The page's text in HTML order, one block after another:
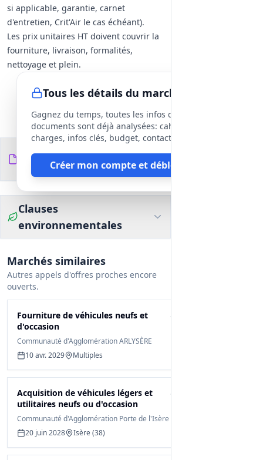
si applicable, garantie, carnet
d'entretien, Crit'Air le cas échéant).
Les prix unitaires HT doivent couvrir la
fourniture, livraison, formalités,
nettoyage et plein.
Tous les détails du marché
Gagnez du temps, toutes les infos des
documents sont déjà analysées: cahier des
charges, infos clés, budget, contact, etc
Créer mon compte et débloquer
Documents du
6
fichiers
Clauses
environnementales
Marchés similaires
Autres appels d'offres proches encore
ouverts.
Fourniture de véhicules neufs et
d'occasion
Communauté d'Agglomération ARLYSÈRE
10 avr. 2029
Multiples
Acquisition de véhicules légers et
utilitaires neufs ou d'occasion
Communauté d'Agglomération Porte de l'Isère
20 juin 2028
Isère (38)